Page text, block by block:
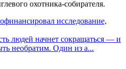
охотника-собирателя.
исследование,
людей начнет сокращаться — и
необратим. Один из а...